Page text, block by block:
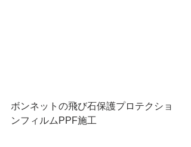
ボンネットの飛び石保護プロテクショ
ンフィルムPPF施工